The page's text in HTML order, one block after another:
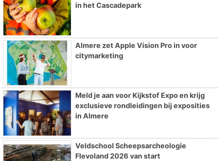
in het Cascadepark
Almere zet Apple Vision Pro in voor
citymarketing
Meld je aan voor Kijkstof Expo en krijg
exclusieve rondleidingen bij exposities
in Almere
Veldschool Scheepsarcheologie
Flevoland 2026 van start